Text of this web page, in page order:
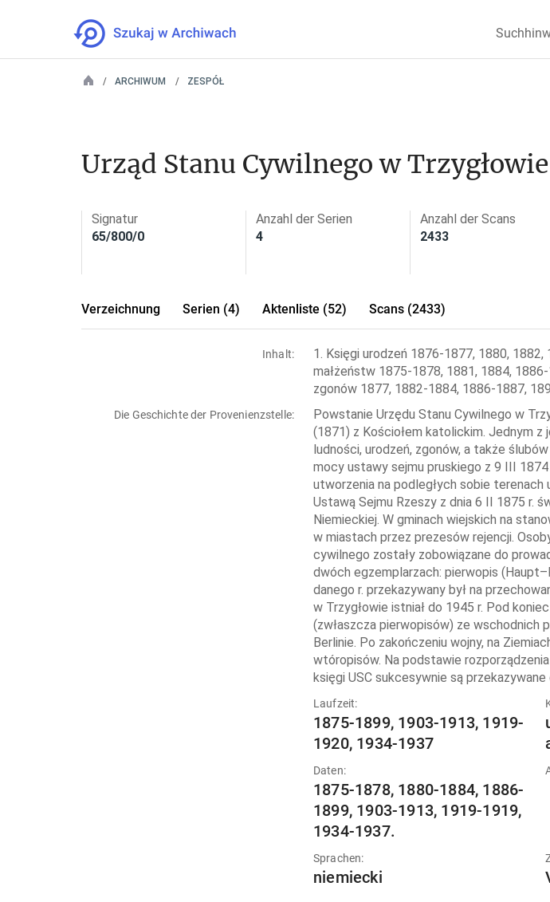
ARCHIWUM ZESPÓŁ
Urząd Stanu Cywilnego w Trzygłowie
Signatur
65/800/0
Anzahl der Serien
4
Anzahl der Scans
2433
Verzeichnung Serien (4) Aktenliste (52) Scans (2433)
Inhalt:
1. Księgi urodzeń 1876-1877, 1880,
małżeństw 1875-1878, 1881, 1884,
zgonów 1877, 1882-1884, 1886-1887,
Die Geschichte der Provenienzstelle:
Powstanie Urzędu Stanu Cywilnego w
(1871) z Kościołem katolickim. Jednym
ludności, urodzeń, zgonów, a także
mocy ustawy sejmu pruskiego z 9 III
utworzenia na podległych sobie
Ustawą Sejmu Rzeszy z dnia 6 II 1875 r.
Niemieckiej. W gminach wiejskich na
w miastach przez prezesów rejencji.
cywilnego zostały zobowiązane do
dwóch egzemplarzach: pierwopis
danego r. przekazywany był na
w Trzygłowie istniał do 1945 r. Pod
(zwłaszcza pierwopisów) ze wschodnich
Berlinie. Po zakończeniu wojny, na
wtóropisów. Na podstawie
księgi USC sukcesywnie są
Laufzeit:
1875-1899, 1903-1913, 1919-
1920, 1934-1937
Daten:
1875-1878, 1880-1884, 1886-
1899, 1903-1913, 1919-1919,
1934-1937.
Sprachen:
niemiecki